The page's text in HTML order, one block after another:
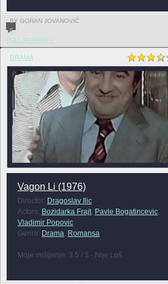
BY GORAN JOVANOVIĆ
0
FULL REVIEW »
DRAMA
Vagon Li (1976)
Director: Dragoslav Ilic
Actors: Bozidarka Frajt, Pavle Bogatincevic,
Vladimir Popovic
Genre: Drama, Romansa
Moje mišljenje: 3.5 / 5 - Nije Loš